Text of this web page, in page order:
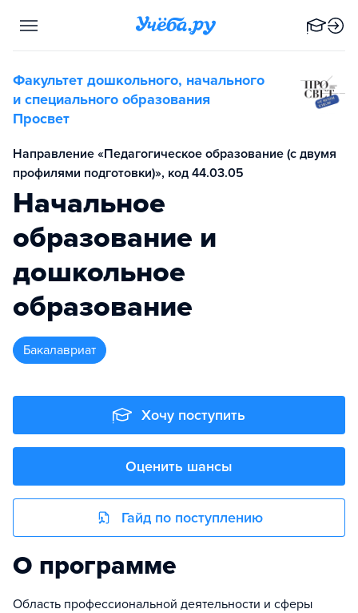
Факультет дошкольного, начального
и специального образования
Просвет
Направление «Педагогическое образование (с двумя
профилями подготовки)», код 44.03.05
Начальное
образование и
дошкольное
образование
бакалавриат
Хочу поступить
Оценить шансы
Гайд по поступлению
О программе
Область профессиональной деятельности и сферы